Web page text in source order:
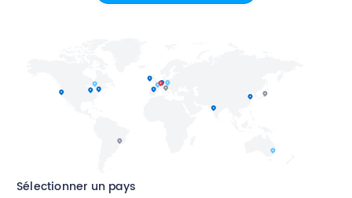
Sélectionner un pays